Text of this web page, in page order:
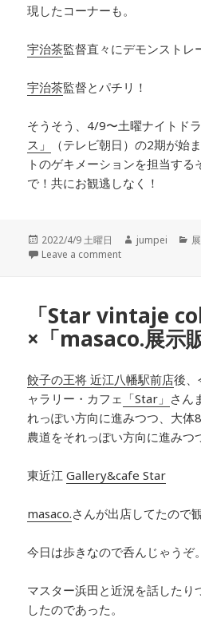
現したコーナーも。
宇治茶監督直々にデモンストレ
宇治茶監督とパチリ！
そうそう、4/9〜土曜ナイトド
ス」
（テレビ朝日）の2期が始
トのゲキメーションを担当する
で！共にお観逃しなく！
投
稿
2022/4/9 土曜日
作
jumpei
カ
Leave a comment
「Star vintaje
×「masaco.展示
餃子の王将 近江八幡駅前店後
ャラリー・カフェ 「Star」 さん
れっぽい方向に進みつつ、大体
農道をそれっぽい方向に進みつ
東近江Gallery&cafe Star
masaco.さんが出店してたので観
今日は歩きなので呑んじゃうぞ。
マスター浜田と近況を話したり
したのであった。